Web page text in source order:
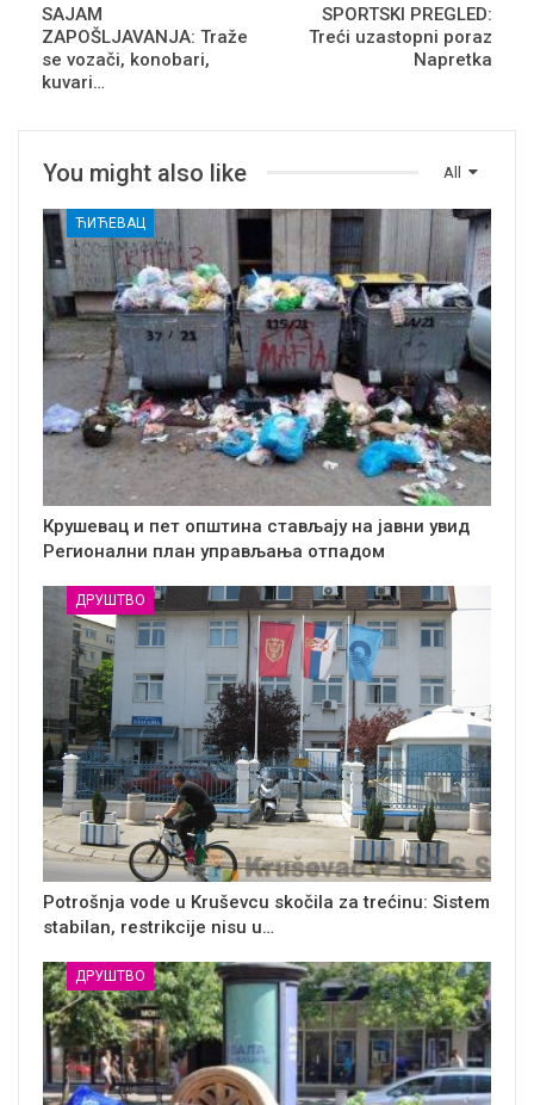
SAJAM
ZAPOŠLJAVANJA: Traže
se vozači, konobari,
kuvari…
SPORTSKI PREGLED:
Treći uzastopni poraz
Napretka
All
You might also like
ЋИЋЕВАЦ
Крушевац и пет општина стављају на јавни увид
Регионални план управљања отпадом
ДРУШТВО
Potrošnja vode u Kruševcu skočila za trećinu: Sistem
stabilan, restrikcije nisu u…
ДРУШТВО